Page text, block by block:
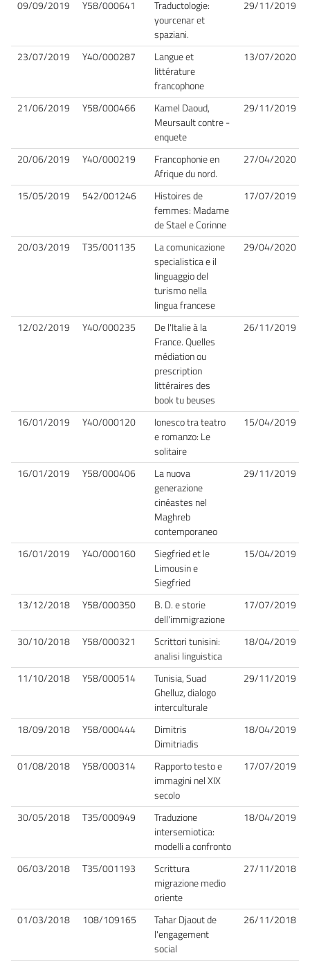
09/09/2019 Y58/000641
Traductologie:
yourcenar et
spaziani.
29/11/2019
23/07/2019 Y40/000287
Langue et
littérature
francophone
13/07/2020
21/06/2019 Y58/000466
Kamel Daoud,
Meursault contre -
enquete
29/11/2019
20/06/2019 Y40/000219
Francophonie en
Afrique du nord.
27/04/2020
15/05/2019 542/001246
Histoires de
femmes: Madame
de Stael e Corinne
17/07/2019
20/03/2019 T35/001135
La comunicazione
specialistica e il
linguaggio del
turismo nella
lingua francese
29/04/2020
12/02/2019 Y40/000235
De l'Italie à la
France. Quelles
médiation ou
prescription
littéraires des
book tu beuses
26/11/2019
16/01/2019 Y40/000120
Ionesco tra teatro
e romanzo: Le
solitaire
15/04/2019
16/01/2019 Y58/000406
La nuova
generazione
cinéastes nel
Maghreb
contemporaneo
29/11/2019
16/01/2019 Y40/000160
Siegfried et le
Limousin e
Siegfried
15/04/2019
13/12/2018 Y58/000350
B. D. e storie
dell'immigrazione
17/07/2019
30/10/2018 Y58/000321
Scrittori tunisini:
analisi linguistica
18/04/2019
11/10/2018 Y58/000514
Tunisia, Suad
Ghelluz, dialogo
interculturale
29/11/2019
18/09/2018 Y58/000444
Dimitris
Dimitriadis
18/04/2019
01/08/2018 Y58/000314
Rapporto testo e
immagini nel XIX
secolo
17/07/2019
30/05/2018 T35/000949
Traduzione
intersemiotica:
modelli a confronto
18/04/2019
06/03/2018 T35/001193
Scrittura
migrazione medio
oriente
27/11/2018
01/03/2018 108/109165
Tahar Djaout de
l'engagement
social
26/11/2018